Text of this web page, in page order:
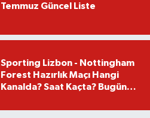
Temmuz Güncel Liste
Sporting Lizbon - Nottingham
Forest Hazırlık Maçı Hangi
Kanalda? Saat Kaçta? Bugün